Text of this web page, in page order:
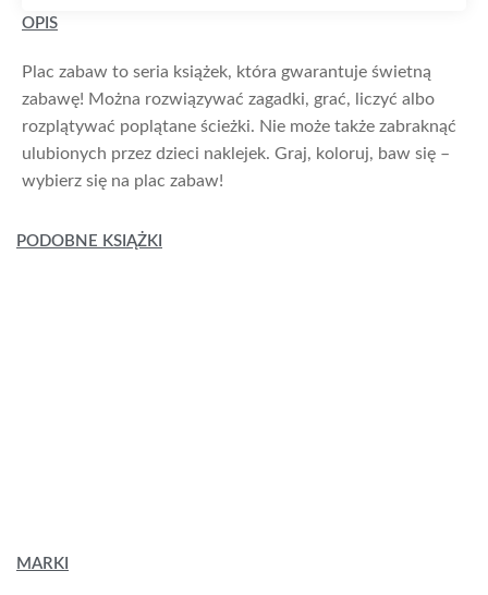
OPIS
Plac zabaw to seria książek, która gwarantuje świetną
zabawę! Można rozwiązywać zagadki, grać, liczyć albo
rozplątywać poplątane ścieżki. Nie może także zabraknąć
ulubionych przez dzieci naklejek. Graj, koloruj, baw się –
wybierz się na plac zabaw!
PODOBNE KSIĄŻKI
MARKI